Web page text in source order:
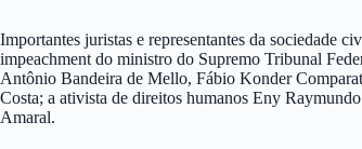
Importantes juristas e representantes da sociedade
impeachment do ministro do Supremo Tribunal
Antônio Bandeira de Mello, Fábio Konder
Costa; a ativista de direitos humanos Eny
Amaral.